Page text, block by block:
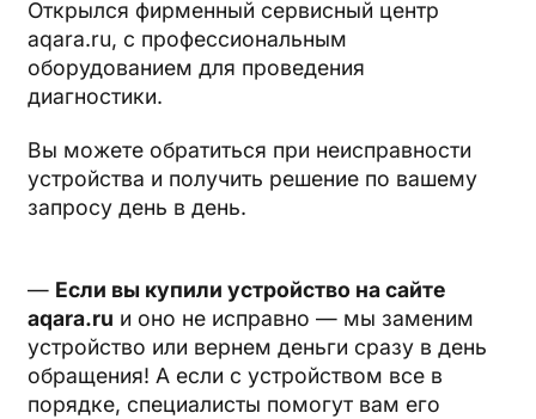
Открылся фирменный сервисный центр
aqara.ru, с профессиональным
оборудованием для проведения
диагностики.
Вы можете обратиться при неисправности
устройства и получить решение по вашему
запросу день в день.
— Если вы купили устройство на сайте
aqara.ru и оно не исправно — мы заменим
устройство или вернем деньги сразу в день
обращения! А если с устройством все в
порядке, специалисты помогут вам его